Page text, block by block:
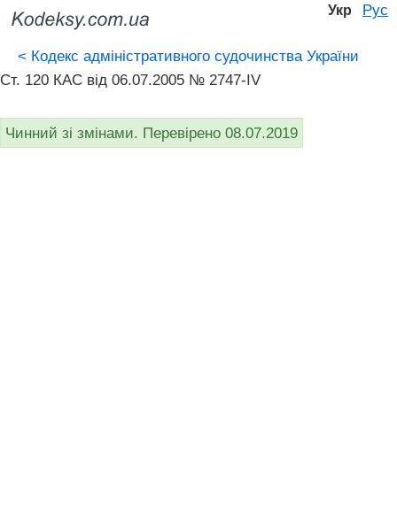
Укр Рус
< Кодекс адміністративного судочинства України
Ст. 120 КАС від 06.07.2005 № 2747-IV
Чинний зі змінами. Перевірено 08.07.2019